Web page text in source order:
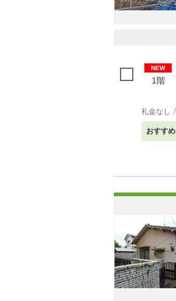
NEW
1階
礼金なし
おすす